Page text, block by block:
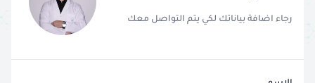
رجاء اضافة بياناتك لكي يتم التواصل معك